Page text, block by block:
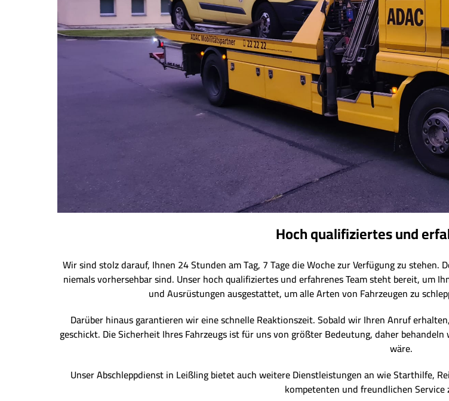
Hoch qualifiziertes und
Wir sind stolz darauf, Ihnen 24 Stunden am Tag, 7 Tage die Woche zur Verfügung zu
niemals vorhersehbar sind. Unser hoch qualifiziertes und erfahrenes Team steht bereit, um
und Ausrüstungen ausgestattet, um alle Arten von Fahrzeugen zu
Darüber hinaus garantieren wir eine schnelle Reaktionszeit. Sobald wir Ihren Anruf
geschickt. Die Sicherheit Ihres Fahrzeugs ist für uns von größter Bedeutung, daher
wäre.
Unser Abschleppdienst in Leißling bietet auch weitere Dienstleistungen an wie Starthilfe,
kompetenten und freundlichen Service